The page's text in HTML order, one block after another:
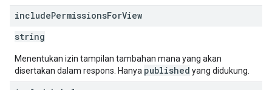
includePermissionsForView
string
Menentukan izin tampilan tambahan mana yang akan
disertakan dalam respons. Hanya published yang didukung.